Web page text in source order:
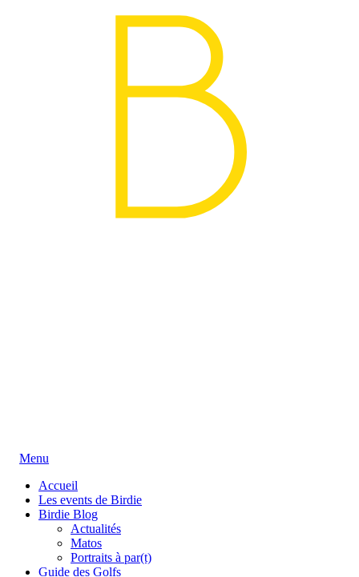
Menu
Accueil
Les events de Birdie
Birdie Blog
Actualités
Matos
Portraits à par(t)
Guide des Golfs